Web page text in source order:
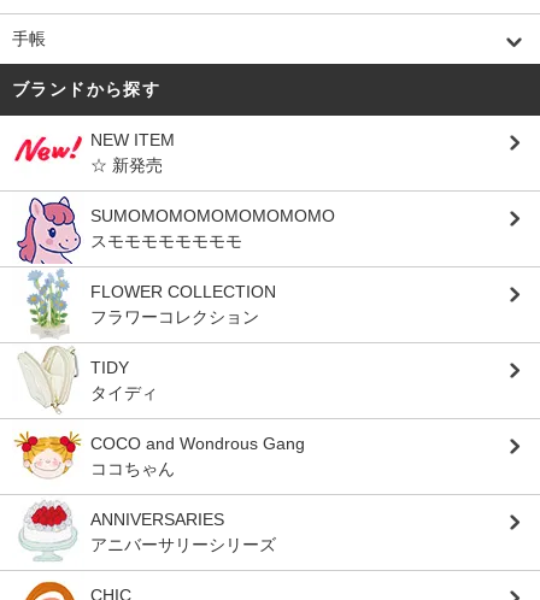
手帳
ブランドから探す
NEW ITEM
☆ 新発売
SUMOMOMOMOMOMOMOMO
スモモモモモモモモ
FLOWER COLLECTION
フラワーコレクション
TIDY
タイディ
COCO and Wondrous Gang
ココちゃん
ANNIVERSARIES
アニバーサリーシリーズ
CHIC